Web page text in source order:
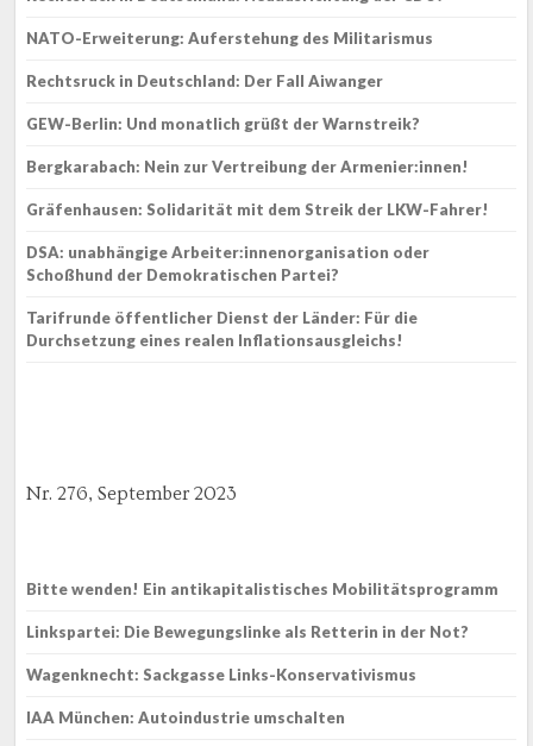
NATO-Erweiterung: Auferstehung des Militarismus
Rechtsruck in Deutschland: Der Fall Aiwanger
GEW-Berlin: Und monatlich grüßt der Warnstreik?
Bergkarabach: Nein zur Vertreibung der Armenier:innen!
Gräfenhausen: Solidarität mit dem Streik der LKW-Fahrer!
DSA: unabhängige Arbeiter:innenorganisation oder
Schoßhund der Demokratischen Partei?
Tarifrunde öffentlicher Dienst der Länder: Für die
Durchsetzung eines realen Inflationsausgleichs!
Nr. 276, September 2023
Bitte wenden! Ein antikapitalistisches Mobilitätsprogramm
Linkspartei: Die Bewegungslinke als Retterin in der Not?
Wagenknecht: Sackgasse Links-Konservativismus
IAA München: Autoindustrie umschalten